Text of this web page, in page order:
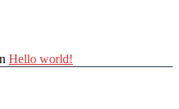
Hello world!